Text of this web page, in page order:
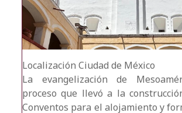
Localización Ciudad de México
La evangelización de
proceso que llevó a la
Conventos para el alojamiento y